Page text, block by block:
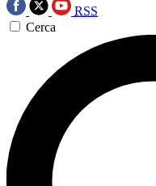
RSS
Cerca